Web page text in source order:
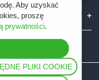
Aby uzyskać
proszę
prywatności.
PLIKI COOKIE